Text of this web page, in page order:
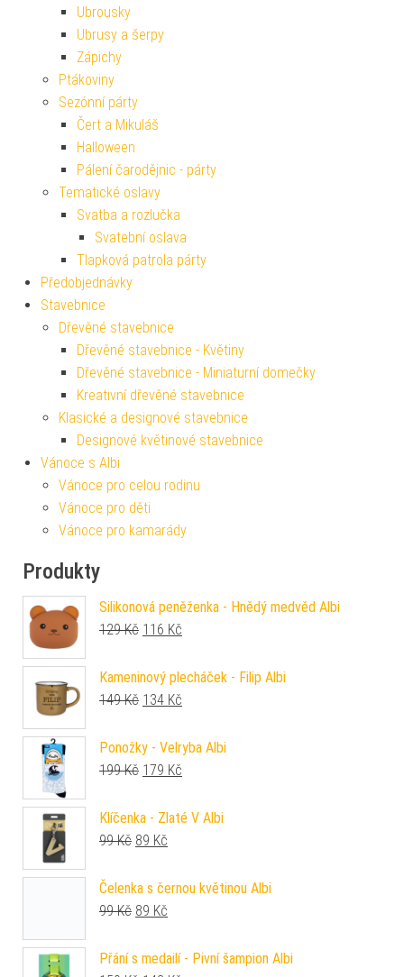
Ubrousky
Ubrusy a šerpy
Zápichy
Ptákoviny
Sezónní párty
Čert a Mikuláš
Halloween
Pálení čarodějnic - párty
Tematické oslavy
Svatba a rozlučka
Svatební oslava
Tlapková patrola párty
Předobjednávky
Stavebnice
Dřevěné stavebnice
Dřevěné stavebnice - Květiny
Dřevěné stavebnice - Miniaturní domečky
Kreativní dřevěné stavebnice
Klasické a designové stavebnice
Designové květinové stavebnice
Vánoce s Albi
Vánoce pro celou rodinu
Vánoce pro děti
Vánoce pro kamarády
Produkty
Silikonová peněženka - Hnědý medvěd Albi
129Kč Původní cena byla: 129 Kč.
116 Kč
Kameninový plecháček - Filip Albi
149Kč Původní cena byla: 149 Kč.
134 Kč
Ponožky - Velryba Albi
199Kč Původní cena byla: 199 Kč.
179 Kč
Klíčenka - Zlaté V Albi
99Kč Původní cena byla: 99 Kč.
89 Kč
Čelenka s černou květinou Albi
99Kč Původní cena byla: 99 Kč.
89 Kč
Přání s medailí - Pivní šampion Albi